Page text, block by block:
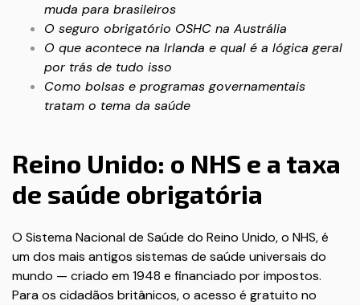
muda para brasileiros
O seguro obrigatório OSHC na Austrália
O que acontece na Irlanda e qual é a lógica geral
por trás de tudo isso
Como bolsas e programas governamentais
tratam o tema da saúde
Reino Unido: o NHS e a taxa
de saúde obrigatória
O Sistema Nacional de Saúde do Reino Unido, o NHS, é
um dos mais antigos sistemas de saúde universais do
mundo — criado em 1948 e financiado por impostos.
Para os cidadãos britânicos, o acesso é gratuito no